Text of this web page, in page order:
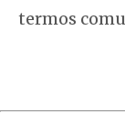
termos